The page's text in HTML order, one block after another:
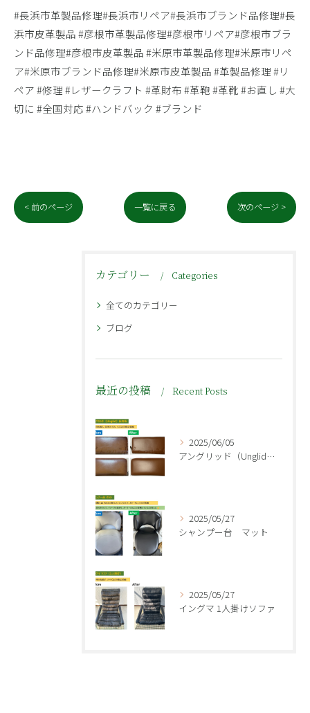
#長浜市革製品修理#長浜市リペア#長浜市ブランド品修理#長
浜市皮革製品 #彦根市革製品修理#彦根市リペア#彦根市ブラ
ンド品修理#彦根市皮革製品 #米原市革製品修理#米原市リペ
ア#米原市ブランド品修理#米原市皮革製品 #革製品修理 #リ
ペア #修理 #レザークラフト #革財布 #革鞄 #革靴 ​#お直し #大
切に #全国対応 #ハンドバック #ブランド
< 前のページ 一覧に戻る 次のページ >
カテゴリー Categories
全てのカテゴリー
ブログ
最近の投稿 Recent Posts
2025/06/05
アングリッド（Unglid）長財布👛
2025/05/27
シャンプー台 マット
2025/05/27
イングマ 1人掛けソファ